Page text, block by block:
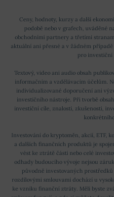
Ceny, hodnoty, kurzy a další
podobě nebo v grafech, uváděné
obchodními partnery a třetími
aktuální ani přesné a v žádném
pro
Textový, video ani audio obsah
informačním a vzdělávacím účelům.
individualizované doporučení ani
investičního nástroje. Při tvorbě
investiční cíle, znalosti, zkušenosti,
Investování do kryptoměn, akcií, ETF,
a dalších finančních produktů je
vést ke ztrátě části nebo celé
odhady budoucího vývoje nejsou
původně investovaných
rozdílovými smlouvami dochází u
ke vzniku finanční ztráty. Měli byste